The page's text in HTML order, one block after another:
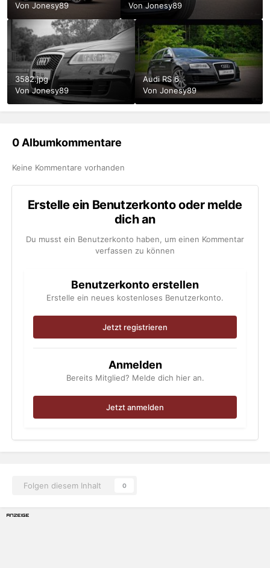
Von Jonesy89
Von Jonesy89
3582.jpg
Von Jonesy89
Audi RS 6
Von Jonesy89
0 Albumkommentare
Keine Kommentare vorhanden
Erstelle ein Benutzerkonto oder melde
dich an
Du musst ein Benutzerkonto haben, um einen Kommentar
verfassen zu können
Benutzerkonto erstellen
Erstelle ein neues kostenloses Benutzerkonto.
Jetzt registrieren
Anmelden
Bereits Mitglied? Melde dich hier an.
Jetzt anmelden
Folgen diesem Inhalt 0